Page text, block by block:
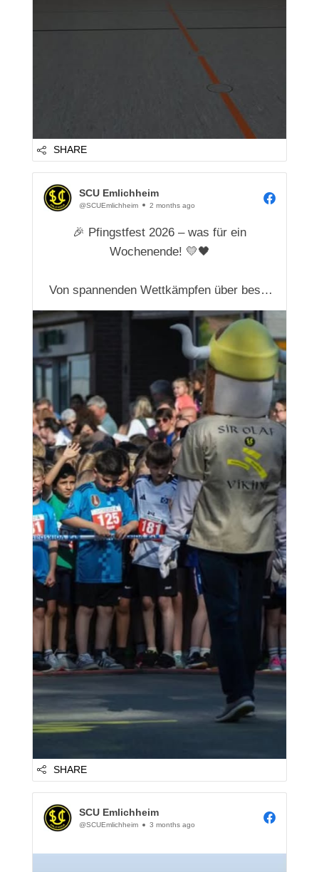
SHARE
SCU Emlichheim
@SCUEmlichheim 2 months ago
🎉 Pfingstfest 2026 – was für ein
Wochenende! 💛🖤
Von spannenden Wettkämpfen über beste
Stimmung bis hin zu vielen schönen
gemeinsamen Momenten – unser
Pfingstfest hatte wieder einiges zu bieten.
Im Reel seht ihr Eindrücke vom Pfingstlauf,
Fußballturnier, den „Spielen ohne Grenzen“
und dem Boul...
SHARE
SCU Emlichheim
@SCUEmlichheim 3 months ago